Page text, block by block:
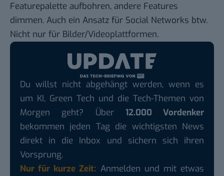
Featurepalette aufbohren, andere Features
dimmen. Auch ein Ansatz für Social Networks btw.
Nicht nur für Bilder/Videoplattformen.
Du willst nicht abgehängt werden, wenn es
um KI, Green Tech und die Tech-Themen von
Morgen geht? Über 12.000 Vordenker
bekommen jeden Tag die wichtigsten News
direkt in die Inbox und sichern sich ihren
Vorsprung.
Nur für kurze Zeit: Anmelden und mit etwas